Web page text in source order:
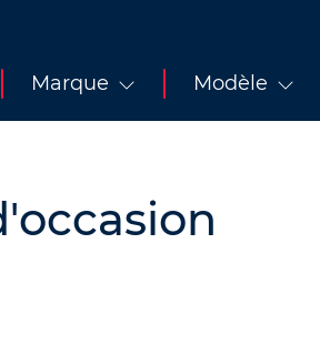
Marque Modèle